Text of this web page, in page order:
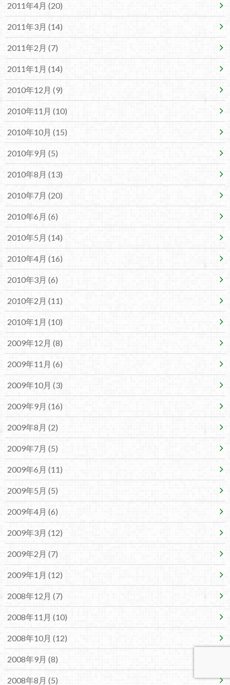
2011年4月 (20)
2011年3月 (14)
2011年2月 (7)
2011年1月 (14)
2010年12月 (9)
2010年11月 (10)
2010年10月 (15)
2010年9月 (5)
2010年8月 (13)
2010年7月 (20)
2010年6月 (6)
2010年5月 (14)
2010年4月 (16)
2010年3月 (6)
2010年2月 (11)
2010年1月 (10)
2009年12月 (8)
2009年11月 (6)
2009年10月 (3)
2009年9月 (16)
2009年8月 (2)
2009年7月 (5)
2009年6月 (11)
2009年5月 (5)
2009年4月 (6)
2009年3月 (12)
2009年2月 (7)
2009年1月 (12)
2008年12月 (7)
2008年11月 (10)
2008年10月 (12)
2008年9月 (8)
2008年8月 (5)